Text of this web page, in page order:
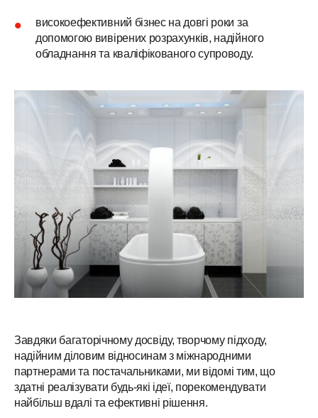
високоефективний бізнес на довгі роки за
допомогою вивірених розрахунків, надійного
обладнання та кваліфікованого супроводу.
Завдяки багаторічному досвіду, творчому підходу,
надійним діловим відносинам з міжнародними
партнерами та постачальниками, ми відомі тим, що
здатні реалізувати будь-які ідеї, порекомендувати
найбільш вдалі та ефективні рішення.